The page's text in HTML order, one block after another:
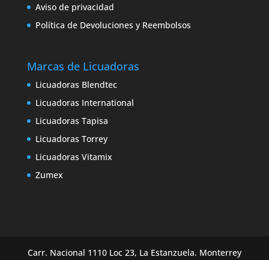
Aviso de privacidad
Política de Devoluciones y Reembolsos
Marcas de Licuadoras
Licuadoras Blendtec
Licuadoras International
Licuadoras Tapisa
Licuadoras Torrey
Licuadoras Vitamix
Zumex
Carr. Nacional 1110 Loc 23, La Estanzuela. Monterrey